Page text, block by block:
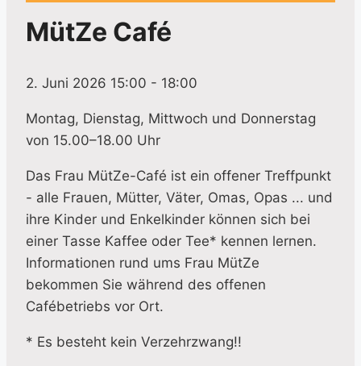
MütZe Café
2. Juni 2026 15:00 - 18:00
Montag, Dienstag, Mittwoch und Donnerstag
von 15.00–18.00 Uhr
Das Frau MütZe-Café ist ein offener Treffpunkt
- alle Frauen, Mütter, Väter, Omas, Opas ... und
ihre Kinder und Enkelkinder können sich bei
einer Tasse Kaffee oder Tee* kennen lernen.
Informationen rund ums Frau MütZe
bekommen Sie während des offenen
Cafébetriebs vor Ort.
* Es besteht kein Verzehrzwang!!